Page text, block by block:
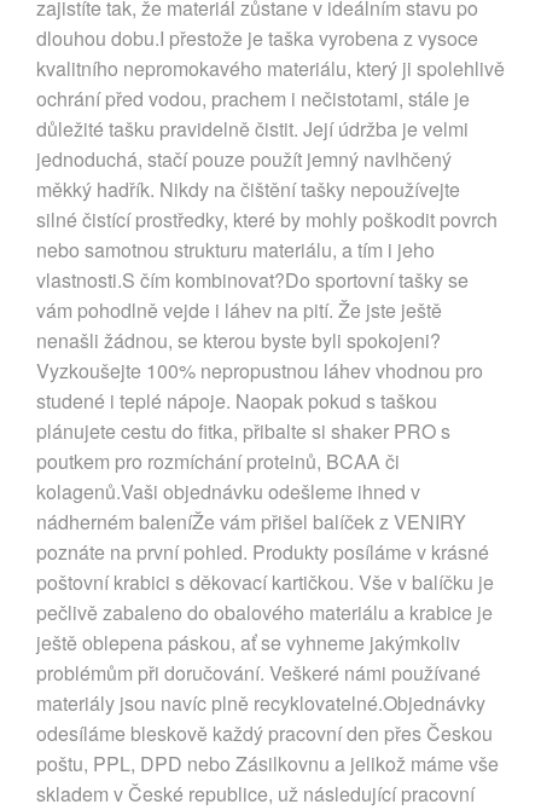
zajistíte tak, že materiál zůstane v ideálním stavu po
dlouhou dobu.I přestože je taška vyrobena z vysoce
kvalitního nepromokavého materiálu, který ji spolehlivě
ochrání před vodou, prachem i nečistotami, stále je
důležité tašku pravidelně čistit. Její údržba je velmi
jednoduchá, stačí pouze použít jemný navlhčený
měkký hadřík. Nikdy na čištění tašky nepoužívejte
silné čistící prostředky, které by mohly poškodit povrch
nebo samotnou strukturu materiálu, a tím i jeho
vlastnosti.S čím kombinovat?Do sportovní tašky se
vám pohodlně vejde i láhev na pití. Že jste ještě
nenašli žádnou, se kterou byste byli spokojeni?
Vyzkoušejte 100% nepropustnou láhev vhodnou pro
studené i teplé nápoje. Naopak pokud s taškou
plánujete cestu do fitka, přibalte si shaker PRO s
poutkem pro rozmíchání proteinů, BCAA či
kolagenů.Vaši objednávku odešleme ihned v
nádherném baleníŽe vám přišel balíček z VENIRY
poznáte na první pohled. Produkty posíláme v krásné
poštovní krabici s děkovací kartičkou. Vše v balíčku je
pečlivě zabaleno do obalového materiálu a krabice je
ještě oblepena páskou, ať se vyhneme jakýmkoliv
problémům při doručování. Veškeré námi používané
materiály jsou navíc plně recyklovatelné.Objednávky
odesíláme bleskově každý pracovní den přes Českou
poštu, PPL, DPD nebo Zásilkovnu a jelikož máme vše
skladem v České republice, už následující pracovní